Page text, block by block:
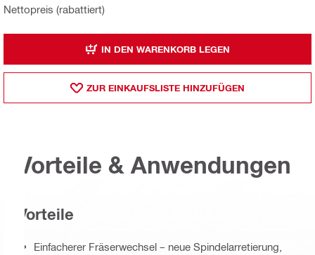
Nettopreis (rabattiert)
IN DEN WARENKORB LEGEN
ZUR EINKAUFSLISTE HINZUFÜGEN
Vorteile & Anwendungen
Vorteile
Einfacherer Fräserwechsel – neue Spindelarretierung,